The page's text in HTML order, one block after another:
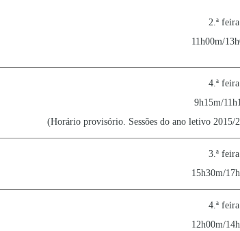
2.ª feira
11h00m/
4.ª feira
9h15m/
(Horário provisório. Sessões do ano letivo
3.ª feira
15h30m/
4.ª feira
12h00m/